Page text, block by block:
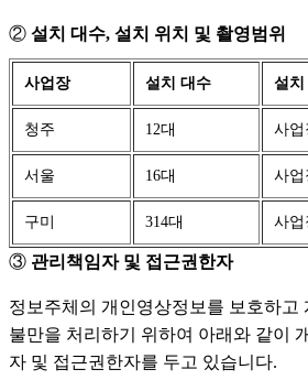
② 설치 대수, 설치 위치 및 촬영범위
사업장 설치 대수 설치
청주 12대 사업
서울 16대 사업
구미 314대 사업
③ 관리책임자 및 접근권한자
정보주체의 개인영상정보를 보호하고
불만을 처리하기 위하여 아래와 같이
자 및 접근권한자를 두고 있습니다.